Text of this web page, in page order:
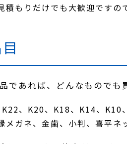
積もりだけでも大歓迎ですの
であれば、どんなものでも
、K20、K18、K14、K10
メガネ、金歯、小判、喜平ネ